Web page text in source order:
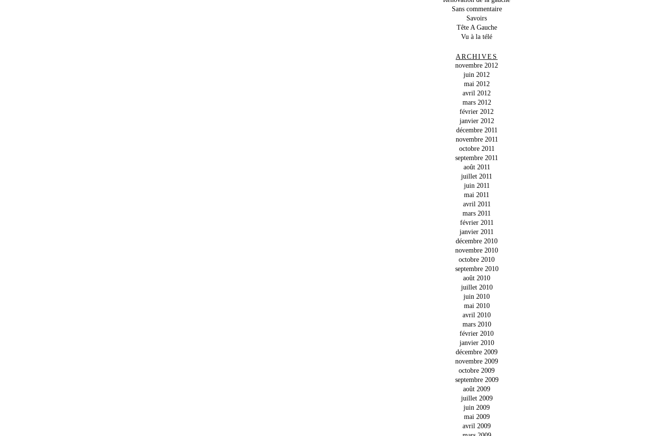
Sans commentaire
Savoirs
Tête A Gauche
Vu à la télé
ARCHIVES
novembre 2012
juin 2012
mai 2012
avril 2012
mars 2012
février 2012
janvier 2012
décembre 2011
novembre 2011
octobre 2011
septembre 2011
août 2011
juillet 2011
juin 2011
mai 2011
avril 2011
mars 2011
février 2011
janvier 2011
décembre 2010
novembre 2010
octobre 2010
septembre 2010
août 2010
juillet 2010
juin 2010
mai 2010
avril 2010
mars 2010
février 2010
janvier 2010
décembre 2009
novembre 2009
octobre 2009
septembre 2009
août 2009
juillet 2009
juin 2009
mai 2009
avril 2009